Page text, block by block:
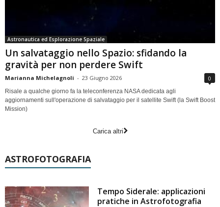
Astronautica ed Esplorazione Spaziale
Un salvataggio nello Spazio: sfidando la
gravità per non perdere Swift
Marianna Michelagnoli - 23 Giugno 2026 0
Risale a qualche giorno fa la teleconferenza NASA dedicata agli
aggiornamenti sull'operazione di salvataggio per il satellite Swift (la Swift Boost
Mission)
Carica altri
ASTROFOTOGRAFIA
Tempo Siderale: applicazioni
pratiche in Astrofotografia